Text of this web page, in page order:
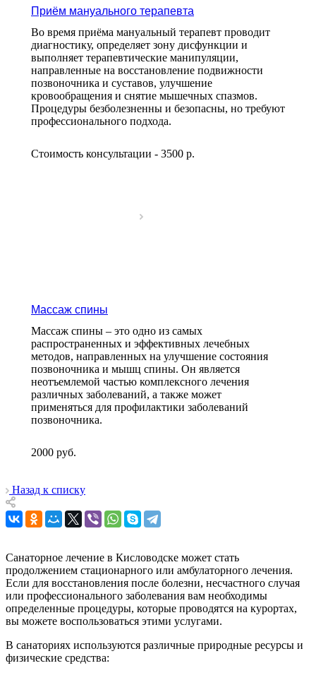
Приём мануального терапевта
Во время приёма мануальный терапевт проводит
диагностику, определяет зону дисфункции и
выполняет терапевтические манипуляции,
направленные на восстановление подвижности
позвоночника и суставов, улучшение
кровообращения и снятие мышечных спазмов.
Процедуры безболезненны и безопасны, но требуют
профессионального подхода.
Стоимость консультации - 3500 р.
Массаж спины
Массаж спины – это одно из самых
распространенных и эффективных лечебных
методов, направленных на улучшение состояния
позвоночника и мышц спины. Он является
неотъемлемой частью комплексного лечения
различных заболеваний, а также может
применяться для профилактики заболеваний
позвоночника.
2000 руб.
Назад к списку
Санаторное лечение в Кисловодске может стать
продолжением стационарного или амбулаторного лечения.
Если для восстановления после болезни, несчастного случая
или профессионального заболевания вам необходимы
определенные процедуры, которые проводятся на курортах,
вы можете воспользоваться этими услугами.
В санаториях используются различные природные ресурсы и
физические средства: